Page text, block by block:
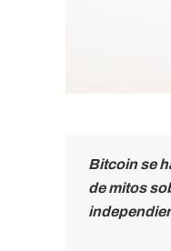
Bitcoin se
de mitos